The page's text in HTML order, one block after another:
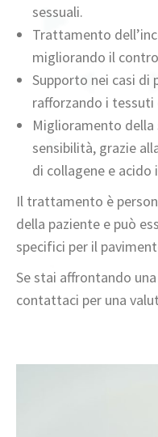
sessuali.
Trattamento
migliorando il
Supporto nei casi di
rafforzando i
Miglioramento della
sensibilità, grazie
di collagene e acido
Il trattamento è
della paziente e può
specifici per il
Se stai affrontando
contattaci per una